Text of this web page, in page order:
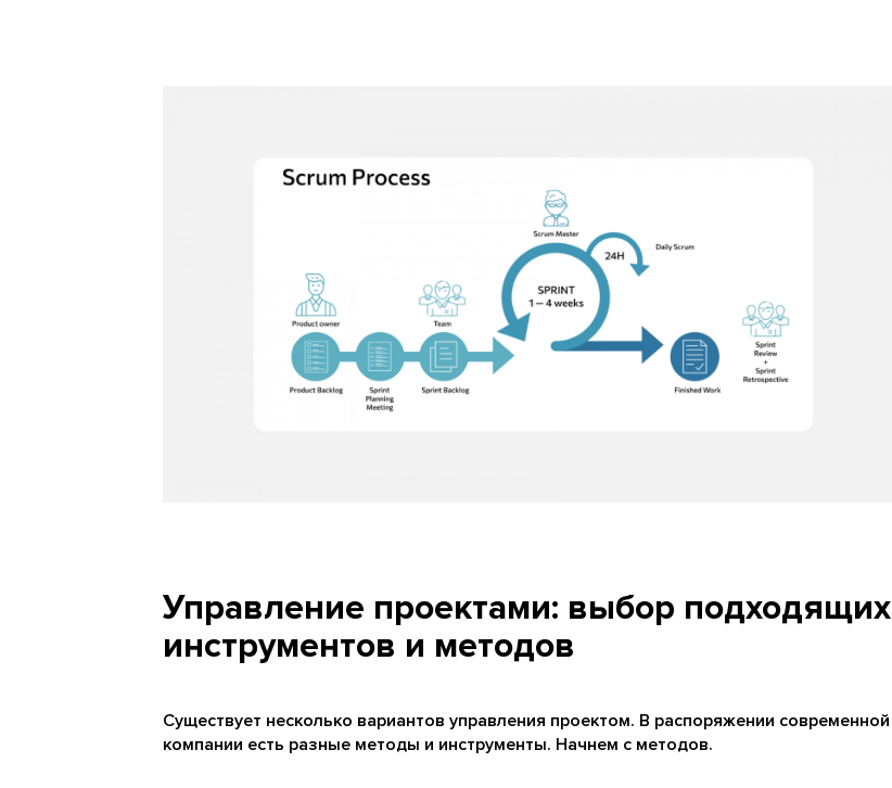
Управление проектами: выбор подходящих
инструментов и методов
Существует несколько вариантов управления проектом. В распоряжении современной
компании есть разные методы и инструменты. Начнем с методов.